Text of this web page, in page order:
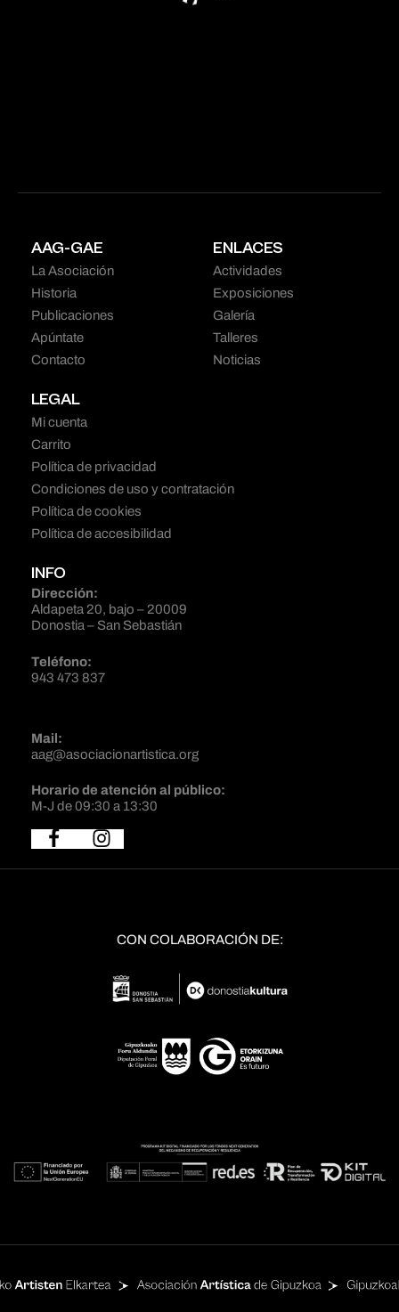
AAG-GAE
La Asociación
Historia
Publicaciones
Apúntate
Contacto
ENLACES
Actividades
Exposiciones
Galería
Talleres
Noticias
LEGAL
Mi cuenta
Carrito
Política de privacidad
Condiciones de uso y contratación
Política de cookies
Política de accesibilidad
INFO
Dirección:
Aldapeta 20, bajo – 20009
Donostia – San Sebastián
Teléfono:
943 473 837
Mail:
aag@asociacionartistica.org
Horario de atención al público:
M-J de 09:30 a 13:30
CON COLABORACIÓN DE: